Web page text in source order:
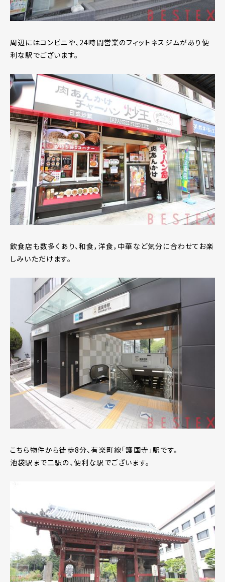
周辺にはコンビニや、24時間営業のフィットネスジムがあり便
利な駅でございます。
飲食店も数多くあり、和食，洋食，中華など気分に合わせてお楽
しみいただけます。
こちら物件から徒歩8分、有楽町線「護国寺」駅です。
池袋駅まで二駅の、便利な駅でございます。